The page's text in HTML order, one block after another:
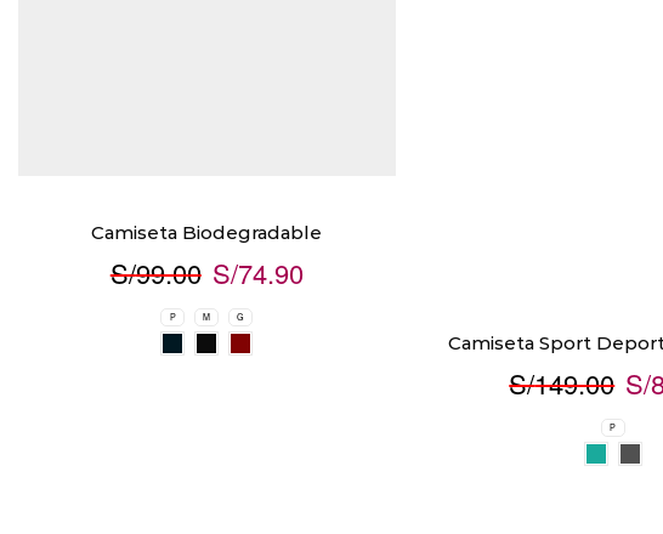
Camiseta Biodegradable
S/99.00 S/74.90
P M G
Camiseta Sport
S/149.00 S/
P